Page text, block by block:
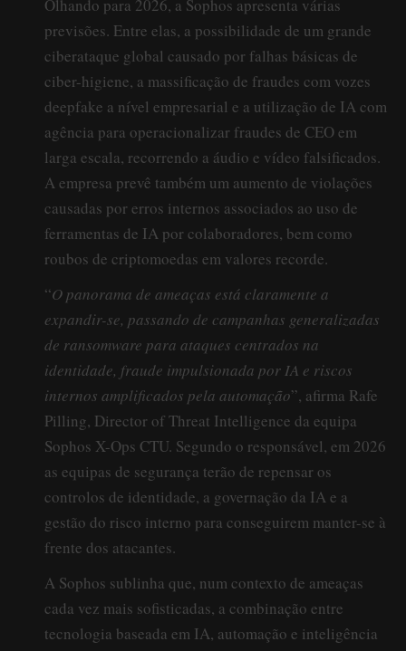
Olhando para 2026, a Sophos apresenta várias
previsões. Entre elas, a possibilidade de um grande
ciberataque global causado por falhas básicas de
ciber-higiene, a massificação de fraudes com vozes
deepfake a nível empresarial e a utilização de IA com
agência para operacionalizar fraudes de CEO em
larga escala, recorrendo a áudio e vídeo falsificados.
A empresa prevê também um aumento de violações
causadas por erros internos associados ao uso de
ferramentas de IA por colaboradores, bem como
roubos de criptomoedas em valores recorde.
“O panorama de ameaças está claramente a
expandir-se, passando de campanhas generalizadas
de ransomware para ataques centrados na
identidade, fraude impulsionada por IA e riscos
internos amplificados pela automação”, afirma Rafe
Pilling, Director of Threat Intelligence da equipa
Sophos X-Ops CTU. Segundo o responsável, em 2026
as equipas de segurança terão de repensar os
controlos de identidade, a governação da IA e a
gestão do risco interno para conseguirem manter-se à
frente dos atacantes.
A Sophos sublinha que, num contexto de ameaças
cada vez mais sofisticadas, a combinação entre
tecnologia baseada em IA, automação e inteligência